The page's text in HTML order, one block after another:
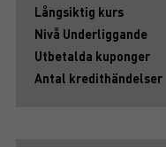
Långsiktig kurs
Nivå Underliggande
Utbetalda kuponger
Antal kredithändelser